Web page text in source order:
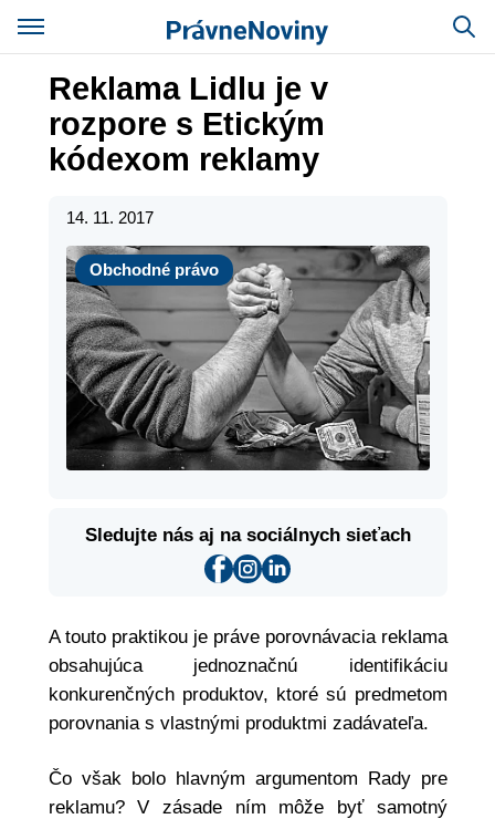
Reklama Lidlu je v
rozpore s Etickým
kódexom reklamy
14. 11. 2017
Obchodné právo
Obchodné právo
Sledujte nás aj na sociálnych sieťach
A touto praktikou je práve porovnávacia reklama
obsahujúca jednoznačnú identifikáciu
konkurenčných produktov, ktoré sú predmetom
porovnania s vlastnými produktmi zadávateľa.
Čo však bolo hlavným argumentom Rady pre
reklamu? V zásade ním môže byť samotný